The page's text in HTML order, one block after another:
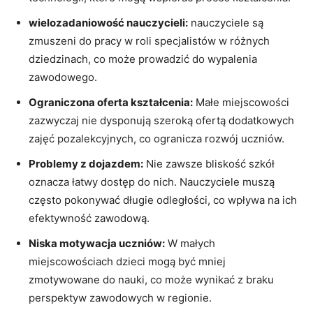
wielozadaniowość nauczycieli: nauczyciele są
zmuszeni do pracy w roli specjalistów w różnych
dziedzinach, co może prowadzić do wypalenia
zawodowego.
Ograniczona oferta kształcenia: Małe miejscowości
zazwyczaj nie dysponują szeroką ofertą dodatkowych
zajęć pozalekcyjnych, co ogranicza rozwój uczniów.
Problemy z dojazdem: Nie zawsze bliskość szkół
oznacza łatwy dostęp do nich. Nauczyciele muszą
często pokonywać długie odległości, co wpływa na ich
efektywność zawodową.
Niska motywacja uczniów: W małych
miejscowościach dzieci mogą być mniej
zmotywowane do nauki, co może wynikać z braku
perspektyw zawodowych w regionie.